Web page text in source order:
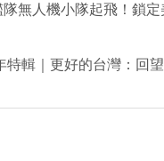
無人機小隊起飛！鎖
特輯｜更好的台灣：回